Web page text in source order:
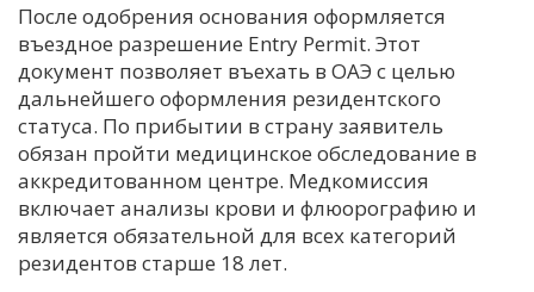
После одобрения основания оформляется
въездное разрешение Entry Permit. Этот
документ позволяет въехать в ОАЭ с целью
дальнейшего оформления резидентского
статуса. По прибытии в страну заявитель
обязан пройти медицинское обследование в
аккредитованном центре. Медкомиссия
включает анализы крови и флюорографию и
является обязательной для всех категорий
резидентов старше 18 лет.